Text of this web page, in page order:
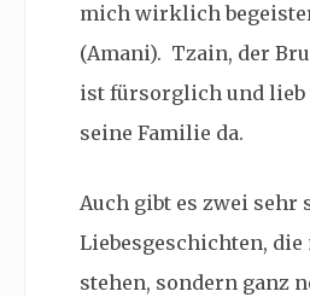
mich wirklich
(Amani). Tzain, der
ist fürsorglich und
seine Familie da.
Auch gibt es zwei sehr
Liebesgeschichten,
stehen, sondern ganz